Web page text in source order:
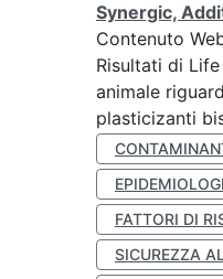
Synergic,
Contenuto
Risultati di
animale
plasticizanti
FATTORI DI
SICUREZZA